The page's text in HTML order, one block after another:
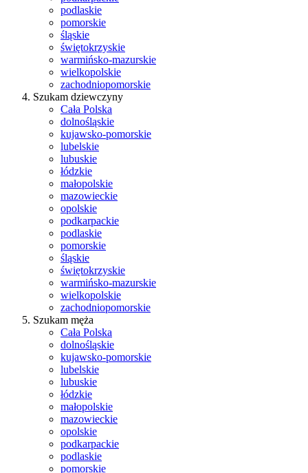
podlaskie
pomorskie
śląskie
świętokrzyskie
warmińsko-mazurskie
wielkopolskie
zachodniopomorskie
Szukam dziewczyny
Cała Polska
dolnośląskie
kujawsko-pomorskie
lubelskie
lubuskie
łódzkie
małopolskie
mazowieckie
opolskie
podkarpackie
podlaskie
pomorskie
śląskie
świętokrzyskie
warmińsko-mazurskie
wielkopolskie
zachodniopomorskie
Szukam męża
Cała Polska
dolnośląskie
kujawsko-pomorskie
lubelskie
lubuskie
łódzkie
małopolskie
mazowieckie
opolskie
podkarpackie
podlaskie
pomorskie